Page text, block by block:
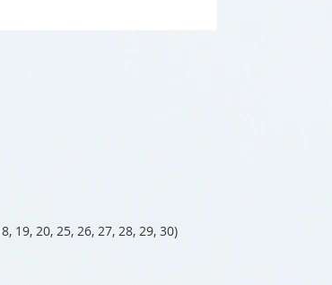
19, 20, 25, 26, 27, 28, 29, 30)